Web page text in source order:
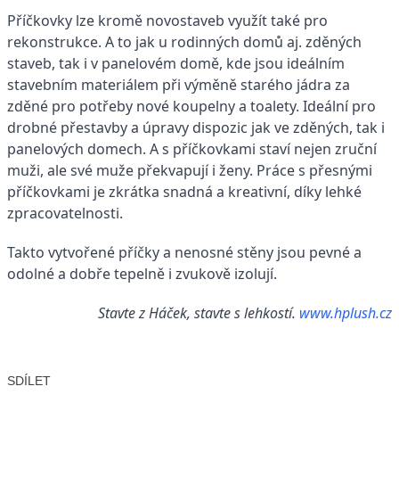
Příčkovky lze kromě novostaveb využít také pro
rekonstrukce. A to jak u rodinných domů aj. zděných
staveb, tak i v panelovém domě, kde jsou ideálním
stavebním materiálem při výměně starého jádra za
zděné pro potřeby nové koupelny a toalety. Ideální pro
drobné přestavby a úpravy dispozic jak ve zděných, tak i
panelových domech. A s příčkovkami staví nejen zruční
muži, ale své muže překvapují i ženy. Práce s přesnými
příčkovkami je zkrátka snadná a kreativní, díky lehké
zpracovatelnosti.
Takto vytvořené příčky a nenosné stěny jsou pevné a
odolné a dobře tepelně i zvukově izolují.
Stavte z Háček, stavte s lehkostí. www.hplush.cz
SDÍLET